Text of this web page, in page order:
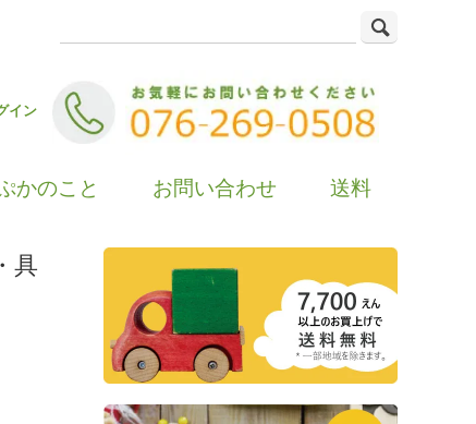
イン
かのこと お問い合わせ 送料
具